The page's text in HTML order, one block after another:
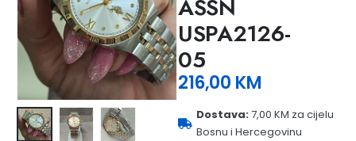
ASSN
USPA2126-
05
216,00 KM
Dostava:7,00 KM za cijelu
Bosnu i Hercegovinu